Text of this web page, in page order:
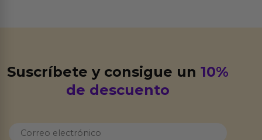
Suscríbete y consigue un10%
de descuento